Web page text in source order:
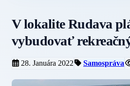
V lokalite Rudava
vybudovať
28. Januára 2022 Samospráva